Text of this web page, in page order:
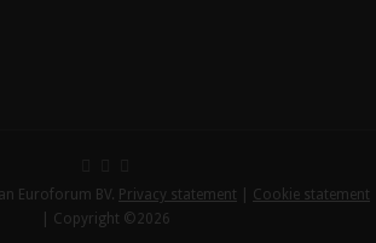
Euroforum BV. Privacy statement
Cookie statement
| Copyright ©2026